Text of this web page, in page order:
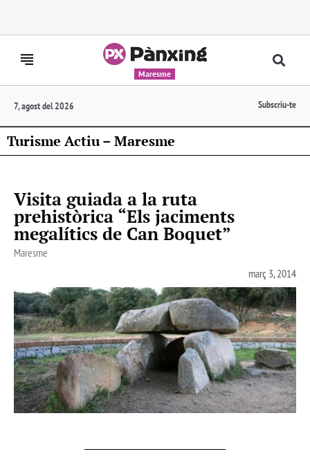
Maresme
7, agost del 2026 Subscriu-te
Turisme Actiu – Maresme
Visita guiada a la ruta
prehistòrica “Els jaciments
megalítics de Can Boquet”
Maresme
març 3, 2014